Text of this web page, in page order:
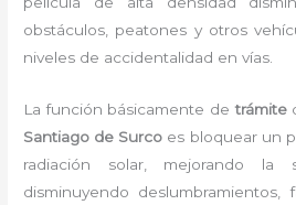
obstáculos, peatones y otros
niveles de accidentalidad en vías.
La función básicamente detrámite
Santiago de Surco es bloquear un
radiación solar, mejorando la
disminuyendo